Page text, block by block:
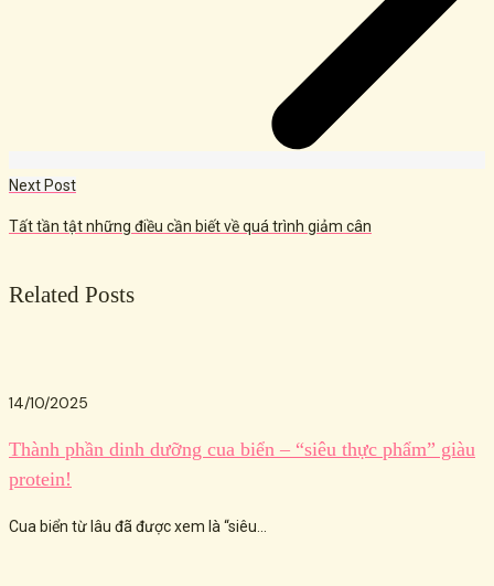
Next Post
Tất tần tật những điều cần biết về quá trình giảm cân
Related Posts
14/10/2025
Thành phần dinh dưỡng cua biển – “siêu thực phẩm” giàu
protein!
Cua biển từ lâu đã được xem là “siêu...